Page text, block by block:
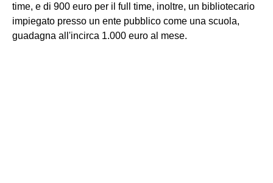
time, e di 900 euro per il full time, inoltre, un bibliotecario
impiegato presso un ente pubblico come una scuola,
guadagna all'incirca 1.000 euro al mese.